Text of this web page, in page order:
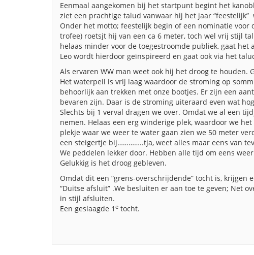
Eenmaal aangekomen bij het startpunt begint het
ziet een prachtige talud vanwaar hij het jaar “feestelijk”
Onder het motto; feestelijk begin of een nominatie
trofee) roetsjt hij van een ca 6 meter, toch wel vrij stijl
helaas minder voor de toegestroomde publiek, gaat het
Leo wordt hierdoor geïnspireerd en gaat ook via het
Als ervaren WW man weet ook hij het droog te houden.
Het waterpeil is vrij laag waardoor de stroming op
behoorlijk aan trekken met onze bootjes. Er zijn een
bevaren zijn. Daar is de stroming uiteraard even wat
Slechts bij 1 verval dragen we over. Omdat we al een
nemen. Helaas een erg winderige plek, waardoor we
plekje waar we weer te water gaan zien we 50 meter
een steigertje bij…………..tja, weet alles maar eens van
We peddelen lekker door. Hebben alle tijd om eens
Gelukkig is het droog gebleven.
Omdat dit een “grens-overschrijdende” tocht is, krijgen
“Duitse afsluit” .We besluiten er aan toe te geven; Net
in stijl afsluiten.
Een geslaagde 1 e tocht.